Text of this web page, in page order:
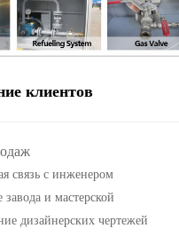
клиентов
связь с инженером
и мастерской
дизайнерских чертежей